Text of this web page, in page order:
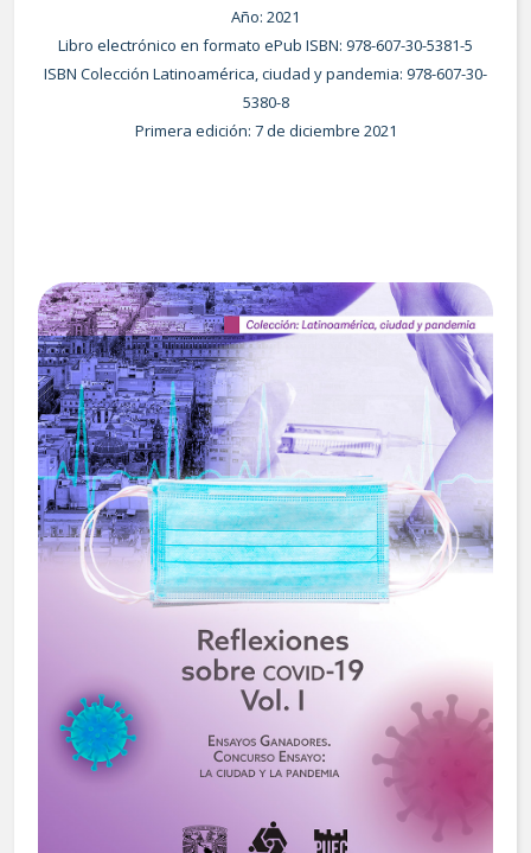
Año: 2021
Libro electrónico en formato ePub ISBN: 978-607-30-5381-5
ISBN Colección Latinoamérica, ciudad y pandemia: 978-607-30-
5380-8
Primera edición: 7 de diciembre 2021